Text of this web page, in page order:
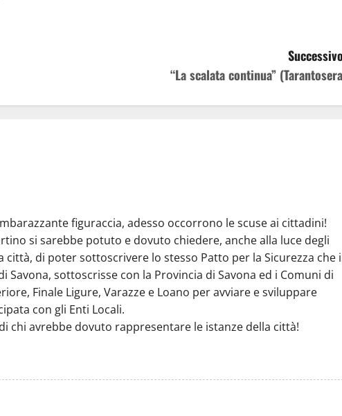
“La scalata continua”
figuraccia, adesso occorrono le scuse ai cittadini!
si sarebbe potuto e dovuto chiedere, anche alla luce degli
di poter sottoscrivere lo stesso Patto per la Sicurezza che
Savona, sottoscrisse con la Provincia di Savona ed i Comuni di
Finale Ligure, Varazze e Loano per avviare e sviluppare
con gli Enti Locali.
chi avrebbe dovuto rappresentare le istanze della città!